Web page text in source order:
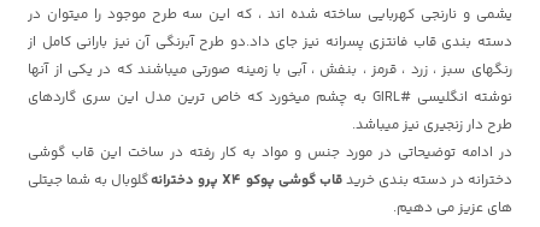
یشمی و نارنجی کهربایی ساخته شده اند ، که این سه طرح موجود را میتوان در
دسته بندی قاب فانتزی پسرانه نیز جای داد.دو طرح آبرنگی آن نیز بارانی کامل از
رنگهای سبز ، زرد ، قرمز ، بنفش ، آبی با زمینه صورتی میباشند که در یکی از آنها
نوشته انگلیسی #GIRL به چشم میخورد که خاص ترین مدل این سری گاردهای
طرح دار زنجیری نیز میباشد.
در ادامه توضیحاتی در مورد جنس و مواد به کار رفته در ساخت این قاب گوشی
دخترانه در دسته بندی خریدقاب گوشی پوکو X4 پرو دخترانه
گلوبال به شما جیتلی
های عزیز می دهیم.